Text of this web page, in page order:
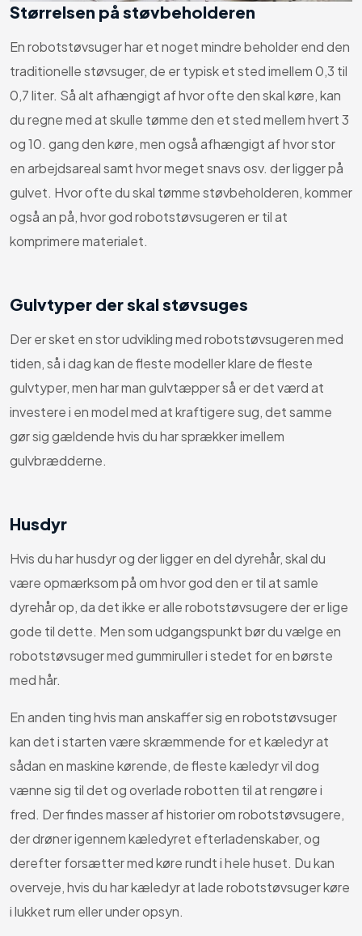
Størrelsen på støvbeholderen
En robotstøvsuger har et noget mindre beholder end den
traditionelle støvsuger, de er typisk et sted imellem 0,3 til
0,7 liter. Så alt afhængigt af hvor ofte den skal køre, kan
du regne med at skulle tømme den et sted mellem hvert 3
og 10. gang den køre, men også afhængigt af hvor stor
en arbejdsareal samt hvor meget snavs osv. der ligger på
gulvet. Hvor ofte du skal tømme støvbeholderen, kommer
også an på, hvor god robotstøvsugeren er til at
komprimere materialet.
Gulvtyper der skal støvsuges
Der er sket en stor udvikling med robotstøvsugeren med
tiden, så i dag kan de fleste modeller klare de fleste
gulvtyper, men har man gulvtæpper så er det værd at
investere i en model med at kraftigere sug, det samme
gør sig gældende hvis du har sprækker imellem
gulvbrædderne.
Husdyr
Hvis du har husdyr og der ligger en del dyrehår, skal du
være opmærksom på om hvor god den er til at samle
dyrehår op, da det ikke er alle robotstøvsugere der er lige
gode til dette. Men som udgangspunkt bør du vælge en
robotstøvsuger med gummiruller i stedet for en børste
med hår.
En anden ting hvis man anskaffer sig en robotstøvsuger
kan det i starten være skræmmende for et kæledyr at
sådan en maskine kørende, de fleste kæledyr vil dog
vænne sig til det og overlade robotten til at rengøre i
fred. Der findes masser af historier om robotstøvsugere,
der drøner igennem kæledyret efterladenskaber, og
derefter forsætter med køre rundt i hele huset. Du kan
overveje, hvis du har kæledyr at lade robotstøvsuger køre
i lukket rum eller under opsyn.